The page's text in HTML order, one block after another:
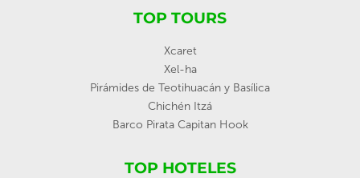
TOP TOURS
Xcaret
Xel-ha
Pirámides de Teotihuacán y Basílica
Chichén Itzá
Barco Pirata Capitan Hook
TOP HOTELES